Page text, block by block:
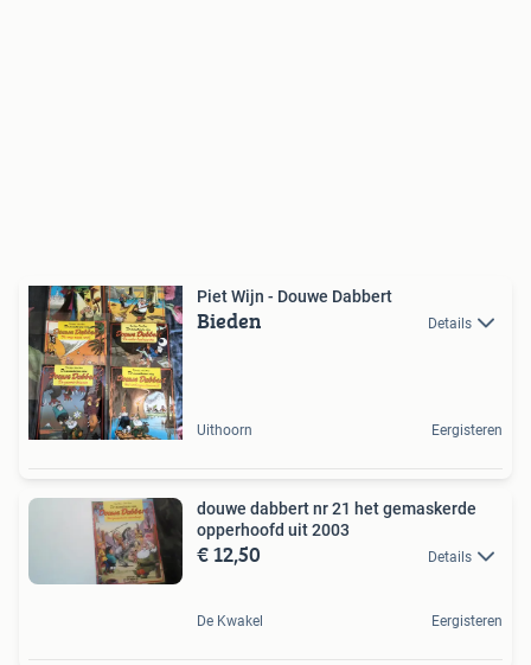
Piet Wijn - Douwe Dabbert
Bieden Details
Uithoorn Eergisteren
douwe dabbert nr 21 het gemaskerde
opperhoofd uit 2003
€ 12,50 Details
De Kwakel Eergisteren